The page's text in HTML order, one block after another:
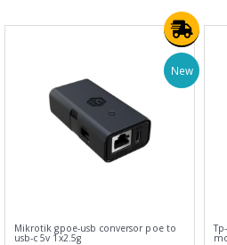
New
Mikrotik gpoe-usb conversor poe to
usb-c 5v 1x2.5g